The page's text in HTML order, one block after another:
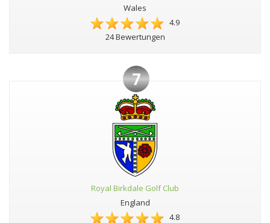
Wales
4.9
24 Bewertungen
7
Royal Birkdale Golf Club
England
4.8